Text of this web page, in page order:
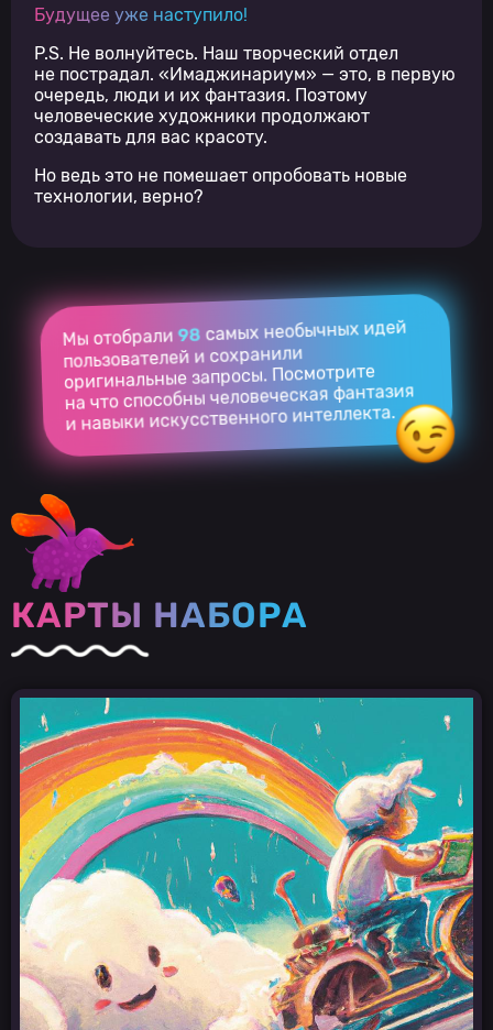
Будущее уже наступило!
P.S. Не волнуйтесь. Наш творческий отдел
не пострадал. «Имаджинариум» — это, в первую
очередь, люди и их фантазия. Поэтому
человеческие художники продолжают
создавать для вас красоту.
Но ведь это не помешает опробовать новые
технологии, верно?
КАРТЫ НАБОРА
Мы отобрали 98 самых необычных идей
пользователей и сохранили
оригинальные запросы. Посмотрите
на что способны человеческая фантазия
и навыки искусственного интеллекта.
d